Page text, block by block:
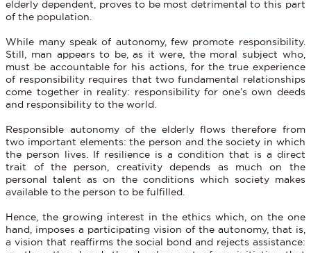
elderly dependent, proves to be most detrimental to this part
of the population.
While many speak of autonomy, few promote responsibility.
Still, man appears to be, as it were, the moral subject who,
must be accountable for his actions, for the true experience
of responsibility requires that two fundamental relationships
come together in reality: responsibility for one’s own deeds
and responsibility to the world.
Responsible autonomy of the elderly flows therefore from
two important elements: the person and the society in which
the person lives. If resilience is a condition that is a direct
trait of the person, creativity depends as much on the
personal talent as on the conditions which society makes
available to the person to be fulfilled.
Hence, the growing interest in the ethics which, on the one
hand, imposes a participating vision of the autonomy, that is,
a vision that reaffirms the social bond and rejects assistance: